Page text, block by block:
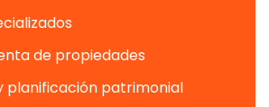
de propiedades
planificación patrimonial